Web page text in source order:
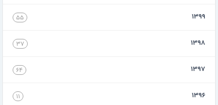
۱۳۹۹ ۵۵
۱۳۹۸ ۳۷
۱۳۹۷ ۶۴
۱۳۹۶ ۱۱